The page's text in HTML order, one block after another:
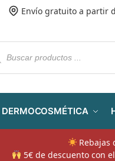
Envío gratuito a partir
DERMOCOSMÉTICA
Rebajas
5€ de descuento con